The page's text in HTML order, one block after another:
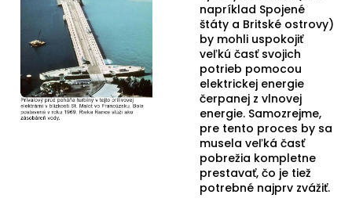
napríklad Spojené
štáty a Britské ostrovy)
by mohli uspokojiť
veľkú časť svojich
potrieb pomocou
elektrickej energie
čerpanej z vlnovej
energie. Samozrejme,
pre tento proces by sa
musela veľká časť
pobrežia kompletne
prestavať, čo je tiež
potrebné najprv zvážiť.